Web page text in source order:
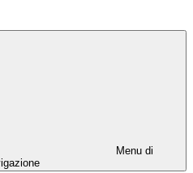
Menu di